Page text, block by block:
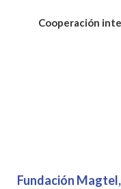
Cooperación
Fundación